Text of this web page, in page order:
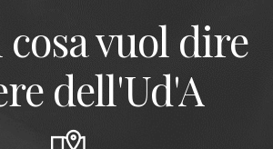
vuol dire
dell'Ud'A